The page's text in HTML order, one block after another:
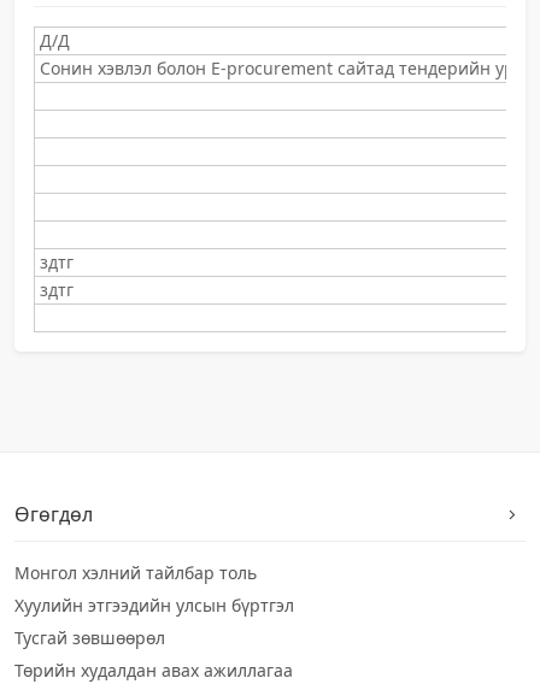
Д/Д
Сонин хэвлэл болон E-procurement сайтад тендерийн
здтг
здтг
Өгөгдөл
Монгол хэлний тайлбар толь
Хуулийн этгээдийн улсын бүртгэл
Тусгай зөвшөөрөл
Төрийн худалдан авах ажиллагаа